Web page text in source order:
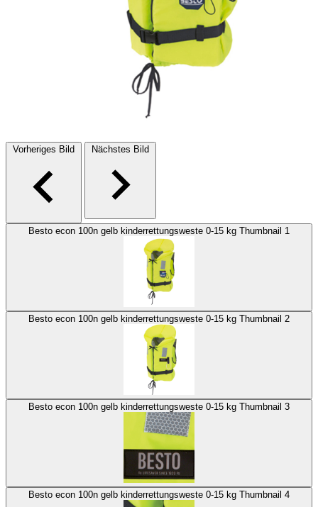
Vorheriges Bild Nächstes Bild
Besto econ 100n gelb kinderrettungsweste 0-15 kg Thumbnail 1
Besto econ 100n gelb kinderrettungsweste 0-15 kg Thumbnail 2
Besto econ 100n gelb kinderrettungsweste 0-15 kg Thumbnail 3
Besto econ 100n gelb kinderrettungsweste 0-15 kg Thumbnail 4